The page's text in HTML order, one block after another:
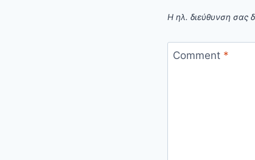
Η ηλ. διεύθυνση σας
Comment *